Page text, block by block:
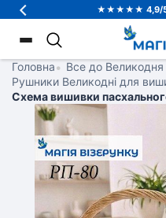
★★★★★ 4,9/5
Головна• Все до Великодня
Рушники Великодні для
Схема вишивки